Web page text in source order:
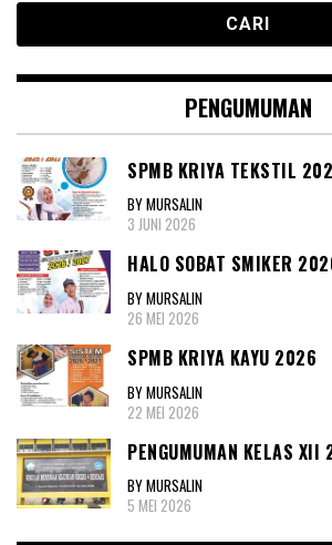
PENGUMUMAN
SPMB KRIYA TEKSTIL
BY MURSALIN
3 JUNI 2026
HALO SOBAT SMIKER
BY MURSALIN
26 MEI 2026
SPMB KRIYA KAYU 2026
BY MURSALIN
22 MEI 2026
PENGUMUMAN KELAS XII
BY MURSALIN
5 MEI 2026